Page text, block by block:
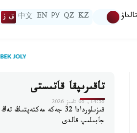
تالداۋ KZ
QZ
РУ
EN
中文 ق ز
تاقىرىپقا قاتىستى
14:56, 06 تامىز 2026
قىزىلوردادا 32 جەكە
جابىلىپ قالدى